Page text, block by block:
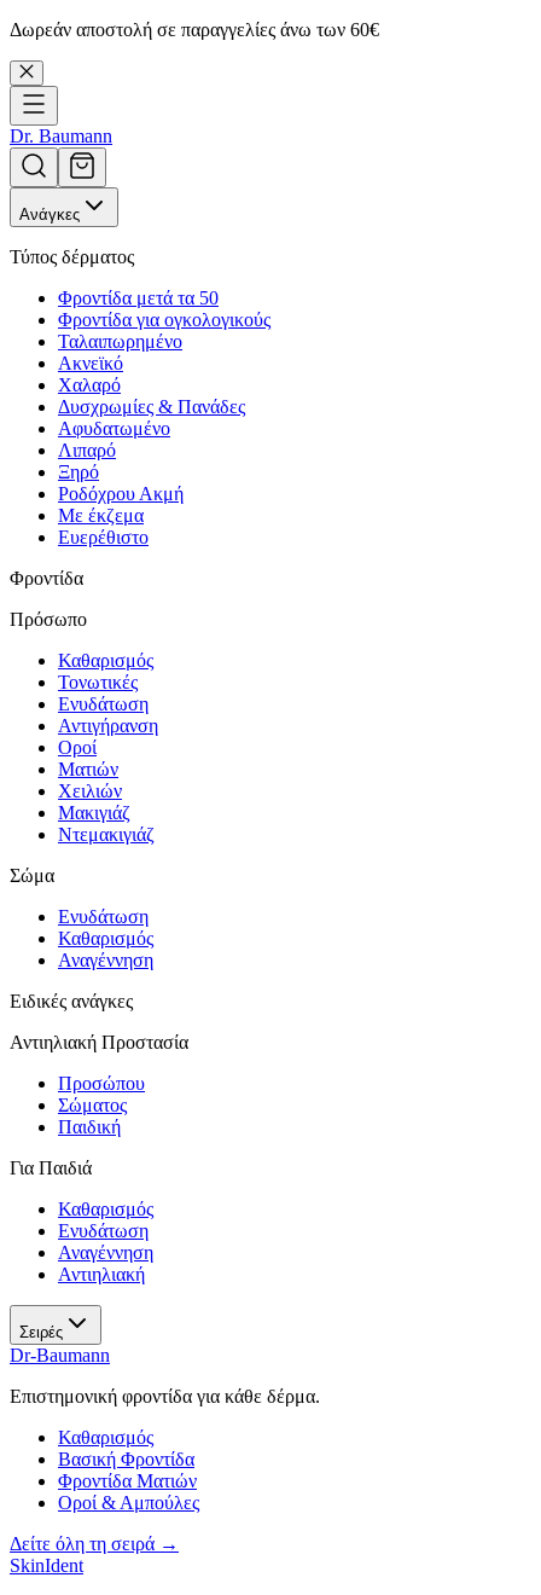
Δωρεάν αποστολή σε παραγγελίες άνω των 60€
Dr. Baumann
Ανάγκες
Τύπος δέρματος
Φροντίδα μετά τα 50
Φροντίδα για ογκολογικούς
Ταλαιπωρημένο
Ακνεϊκό
Χαλαρό
Δυσχρωμίες & Πανάδες
Αφυδατωμένο
Λιπαρό
Ξηρό
Ροδόχρου Ακμή
Με έκζεμα
Ευερέθιστο
Φροντίδα
Πρόσωπο
Καθαρισμός
Τονωτικές
Ενυδάτωση
Αντιγήρανση
Οροί
Ματιών
Χειλιών
Μακιγιάζ
Ντεμακιγιάζ
Σώμα
Ενυδάτωση
Καθαρισμός
Αναγέννηση
Ειδικές ανάγκες
Αντιηλιακή Προστασία
Προσώπου
Σώματος
Παιδική
Για Παιδιά
Καθαρισμός
Ενυδάτωση
Αναγέννηση
Αντιηλιακή
Σειρές
Dr-Baumann
Επιστημονική φροντίδα για κάθε δέρμα.
Καθαρισμός
Βασική Φροντίδα
Φροντίδα Ματιών
Οροί & Αμπούλες
Δείτε όλη τη σειρά →
SkinIdent